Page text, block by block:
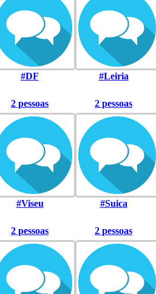
#DF #Leiria
2 pessoas
#Viseu
2 pessoas
#Suica
2 pessoas 2 pessoas